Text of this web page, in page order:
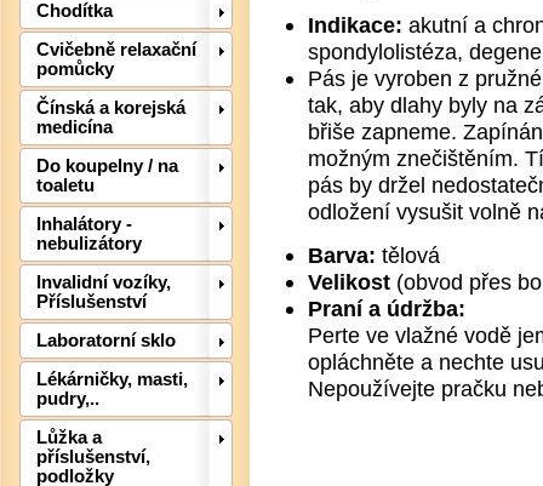
Chodítka
Cvičebně relaxační
pomůcky
Čínská a korejská
medicína
Do koupelny / na
toaletu
Inhalátory -
nebulizátory
Invalidní vozíky,
Příslušenství
Laboratorní sklo
Lékárničky, masti,
pudry,..
Lůžka a
příslušenství,
podložky
Indikace: akutní a
spondylolistéza,
Pás je vyroben z
tak, aby dlahy byly na
břiše zapneme.
možným znečištěním.
pás by držel
odložení vysušit volně
Barva: tělová
Velikost (obvod přes
Praní a údržba:
Perte ve vlažné vodě
opláchněte a nechte
Nepoužívejte pračku